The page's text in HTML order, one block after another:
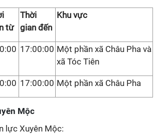
từ
Thời
gian đến
Khu vực
17:00:00 Một phần xã Châu Pha và
xã Tóc Tiên
17:00:00 Một phần xã Châu Pha
Mộc
lực Xuyên Mộc: